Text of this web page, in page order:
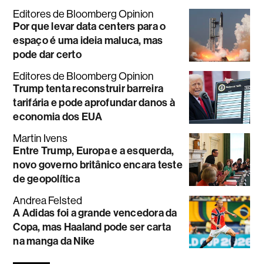
Editores de Bloomberg Opinion
Por que levar data centers para o
espaço é uma ideia maluca, mas
pode dar certo
Editores de Bloomberg Opinion
Trump tenta reconstruir barreira
tarifária e pode aprofundar danos à
economia dos EUA
Martin Ivens
Entre Trump, Europa e a esquerda,
novo governo britânico encara teste
de geopolítica
Andrea Felsted
A Adidas foi a grande vencedora da
Copa, mas Haaland pode ser carta
na manga da Nike